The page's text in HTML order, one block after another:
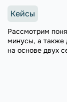
Кейсы
Рассмотрим
минусы, а также
на основе двух